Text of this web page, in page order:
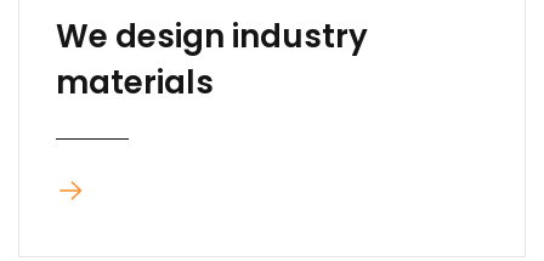
We design industry
materials